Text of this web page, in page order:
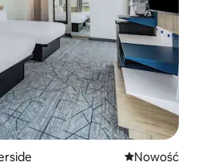
Nowe
Nowość